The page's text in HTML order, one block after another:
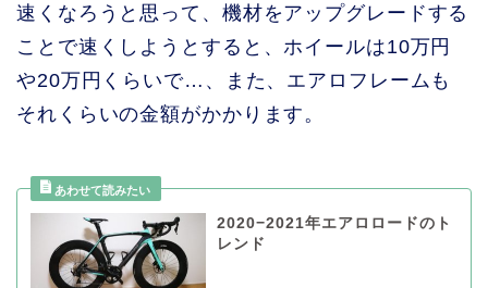
速くなろうと思って、機材をアップグレードする
ことで速くしようとすると、ホイールは10万円
や20万円くらいで…、また、エアロフレームも
それくらいの金額がかかります。
2020−2021年エアロロードのト
レンド